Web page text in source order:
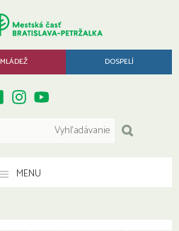
MLÁDEŽ DOSPELÍ
MENU